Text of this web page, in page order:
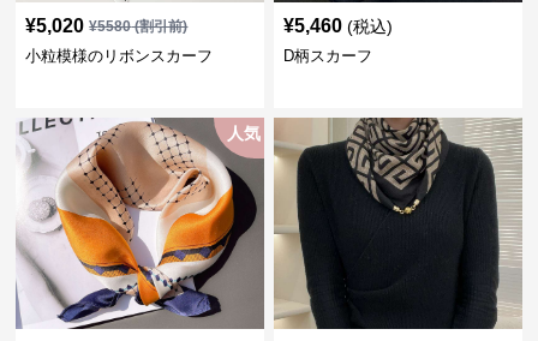
¥5,020 ¥5580(割引前)
小粒模様のリボンスカーフ
¥5,460 (税込)
D柄スカーフ
人気